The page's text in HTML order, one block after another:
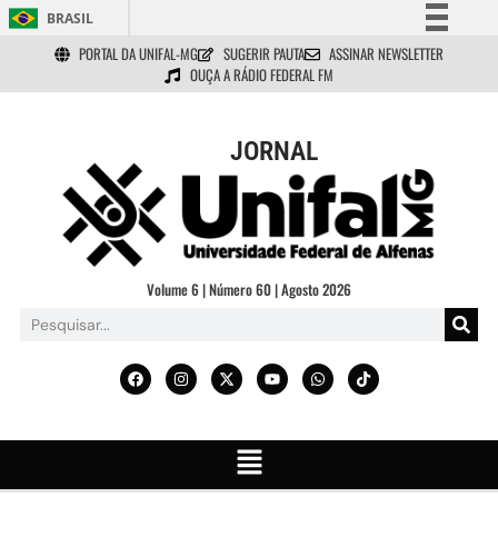
BRASIL
Simplifique!
Comunica BR
Acesso à informação
Legislação
Canais
PORTAL DA UNIFAL-MG SUGERIR PAUTA
ASSINAR NEWSLETTER
OUÇA A RÁDIO FEDERAL FM
JORNAL
Volume 6 | Número 60 | Agosto 2026